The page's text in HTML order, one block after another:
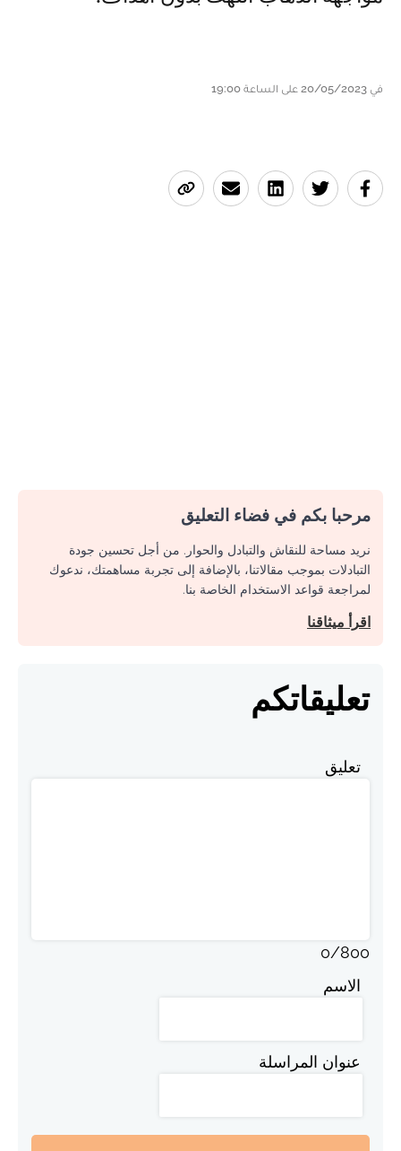
في 20/05/2023 على الساعة 19:00
مرحبا بكم في فضاء التعليق
نريد مساحة للنقاش والتبادل والحوار. من أجل تحسين جودة
التبادلات بموجب مقالاتنا، بالإضافة إلى تجربة مساهمتك، ندعوك
لمراجعة قواعد الاستخدام الخاصة بنا.
اقرأ ميثاقنا
تعليقاتكم
تعليق
0/800
الاسم
عنوان المراسلة